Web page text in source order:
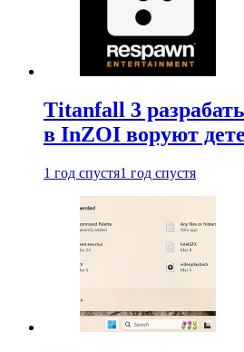
Titanfall 3
в InZOI воруют
1 год спустя1 год спустя